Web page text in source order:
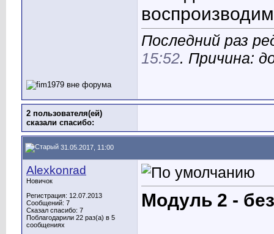
Последний раз
15:52. Причина:
2 пользователя(ей)
сказали cпасибо:
31.05.2017, 11:00
Alexkonrad
Новичок
Регистрация: 12.07.2013
Сообщений: 7
Сказал спасибо: 7
Поблагодарили 22 раз(а) в 5
сообщениях
Модуль 2 -